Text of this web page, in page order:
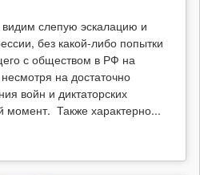
слепую эскалацию и
без какой-либо попытки
с обществом в РФ на
на достаточно
войн и диктаторских
момент. Также характерно...